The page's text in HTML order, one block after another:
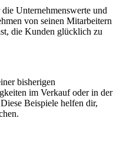
Unternehmenswerte und
von seinen Mitarbeitern
die Kunden glücklich zu
bisherigen
im Verkauf oder in der
Beispiele helfen dir,